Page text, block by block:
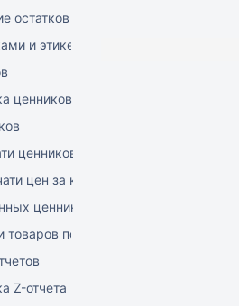
остатков склада по заказам
и этикетками
ценников
ценников
цен за килограмм/литр товара
ценников
по кассе
Z-отчета